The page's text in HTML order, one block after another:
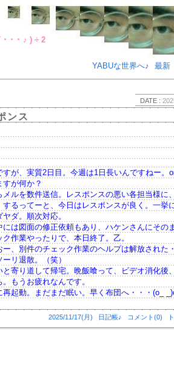
＋YABUな戯言･･
YABUな世界へ♪
最新
DATE :
ンス
が、実質2日目。今週は1日長いんですねー
すが何か？
ルを数件送信。レスポンスの悪い各担当様に
するってーと、今日はレスポンスが良く。一挙
ヤダ。順次対応。
は図面の修正依頼もあり、ハケンさんにその
ク作業やったりで、本日終了。乙。
、別件のチェック作業のヘルプは解放された
リ退散。（笑）
寄り道して帰宅。晩飯喰って、ビデオ消化後
もうお疲れなんです。
起動。まだまだ眠い。早く布団へ・・・(o_
2025/11/17(月) 日記帳♪ コメント(0)